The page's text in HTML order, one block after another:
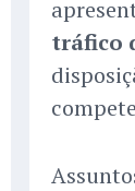
tráfico